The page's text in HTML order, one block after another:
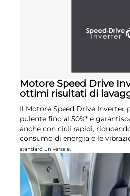
Motore Speed Drive
ottimi risultati di
Il Motore Speed Drive Inverter
pulente fino al 50%* e
anche con cicli rapidi,
consumo di energia e le
standard universale.